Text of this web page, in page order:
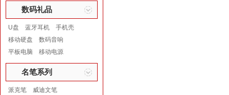
数码礼品
U盘 蓝牙耳机
手机壳
移动硬盘
数码音响
平板电脑
移动电源
名笔系列
派克笔
威迪文笔